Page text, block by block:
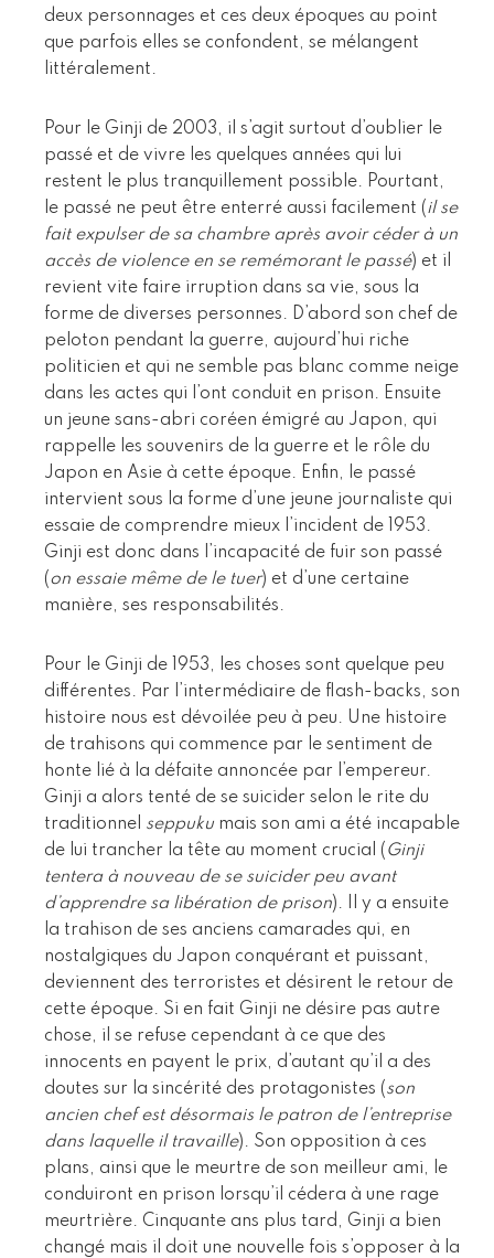
deux personnages et ces deux époques au point
que parfois elles se confondent, se mélangent
littéralement.
Pour le Ginji de 2003, il s’agit surtout d’oublier le
passé et de vivre les quelques années qui lui
restent le plus tranquillement possible. Pourtant,
le passé ne peut être enterré aussi facilement (il se
fait expulser de sa chambre après avoir céder à un
accès de violence en se remémorant le passé) et il
revient vite faire irruption dans sa vie, sous la
forme de diverses personnes. D’abord son chef de
peloton pendant la guerre, aujourd’hui riche
politicien et qui ne semble pas blanc comme neige
dans les actes qui l’ont conduit en prison. Ensuite
un jeune sans-abri coréen émigré au Japon, qui
rappelle les souvenirs de la guerre et le rôle du
Japon en Asie à cette époque. Enfin, le passé
intervient sous la forme d’une jeune journaliste qui
essaie de comprendre mieux l’incident de 1953.
Ginji est donc dans l’incapacité de fuir son passé
(on essaie même de le tuer) et d’une certaine
manière, ses responsabilités.
Pour le Ginji de 1953, les choses sont quelque peu
différentes. Par l’intermédiaire de flash-backs, son
histoire nous est dévoilée peu à peu. Une histoire
de trahisons qui commence par le sentiment de
honte lié à la défaite annoncée par l’empereur.
Ginji a alors tenté de se suicider selon le rite du
traditionnel seppuku mais son ami a été incapable
de lui trancher la tête au moment crucial ( Ginji
tentera à nouveau de se suicider peu avant
d’apprendre sa libération de prison). Il y a ensuite
la trahison de ses anciens camarades qui, en
nostalgiques du Japon conquérant et puissant,
deviennent des terroristes et désirent le retour de
cette époque. Si en fait Ginji ne désire pas autre
chose, il se refuse cependant à ce que des
innocents en payent le prix, d’autant qu’il a des
doutes sur la sincérité des protagonistes (son
ancien chef est désormais le patron de l’entreprise
dans laquelle il travaille). Son opposition à ces
plans, ainsi que le meurtre de son meilleur ami, le
conduiront en prison lorsqu’il cédera à une rage
meurtrière. Cinquante ans plus tard, Ginji a bien
changé mais il doit une nouvelle fois s’opposer à la